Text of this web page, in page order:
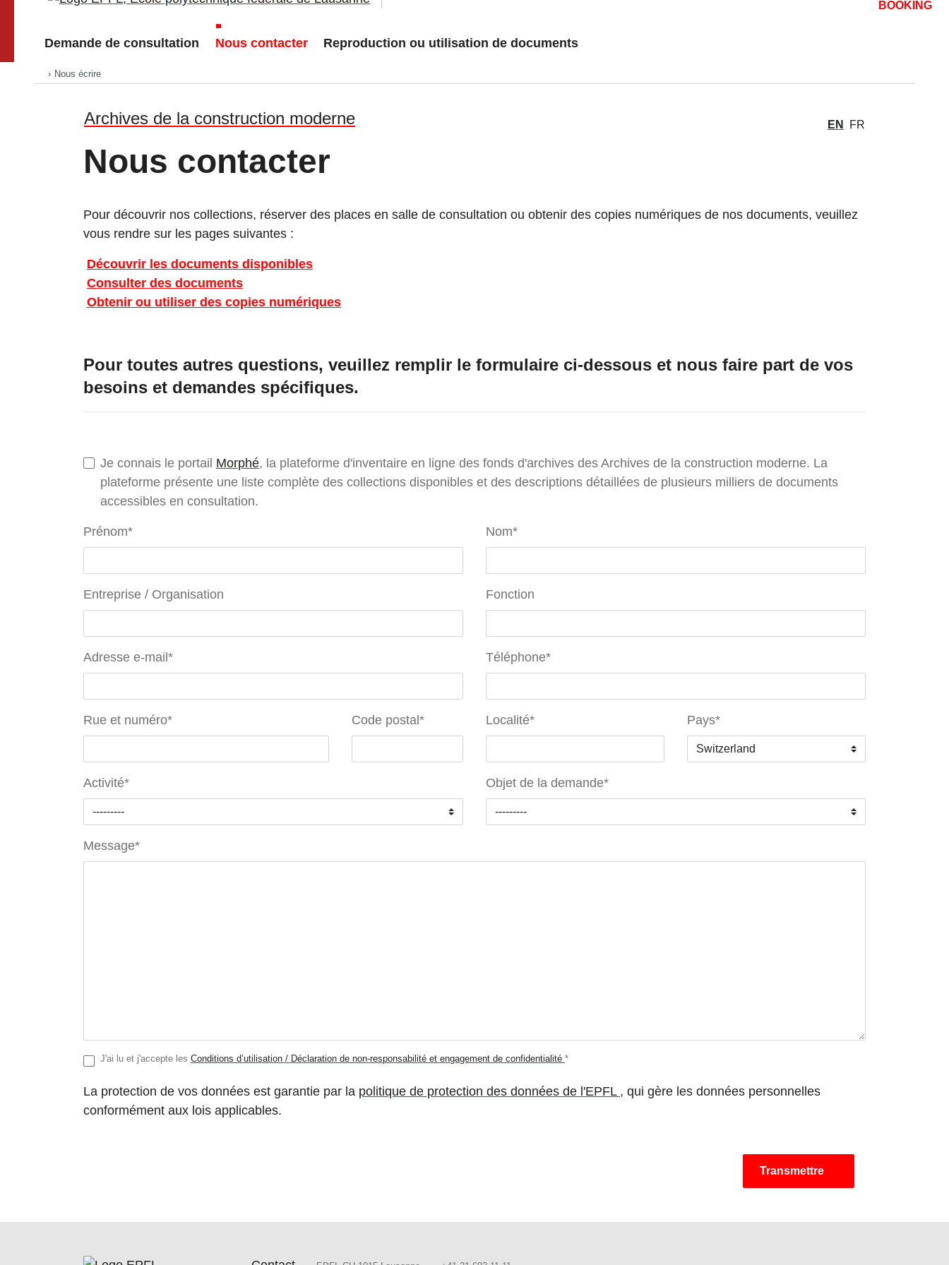
BOOKING
Demande de consultation Nous contacter Reproduction ou utilisation de documents
Demande de consultation
Nous écrire
Archives de la construction moderne EN FR
Nous contacter
Pour découvrir nos collections, réserver des places en salle de consultation ou obtenir des copies numériques de nos documents, veuillez
vous rendre sur les pages suivantes :
Découvrir les documents disponibles
Consulter des documents
Obtenir ou utiliser des copies numériques
Pour toutes autres questions, veuillez remplir le formulaire ci-dessous et nous faire part de vos
besoins et demandes spécifiques.
Je connais le portail Morphé, la plateforme d'inventaire en ligne des fonds d'archives des Archives de la construction moderne. La
plateforme présente une liste complète des collections disponibles et des descriptions détaillées de plusieurs milliers de documents
accessibles en consultation.
Prénom* Nom*
Entreprise / Organisation Fonction
Adresse e-mail * Téléphone*
Rue et numéro* Code postal * Localité* Pays*
Activité* Objet de la demande*
Message*
J'ai lu et j'accepte les Conditions d’utilisation / Déclaration de non-responsabilité et engagement de confidentialité *
La protection de vos données est garantie par la politique de protection des données de l'EPFL , qui gère les données personnelles
conformément aux lois applicables.
Transmettre